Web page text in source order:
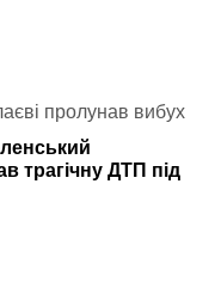
пролунав вибух
трагічну ДТП під